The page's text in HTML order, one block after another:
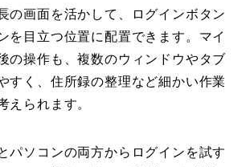
の画面を活かして、ログインボタン
を目立つ位置に配置できます。マイ
の操作も、複数のウィンドウやタブ
すく、住所録の整理など細かい作業
えられます。
パソコンの両方からログインを試す